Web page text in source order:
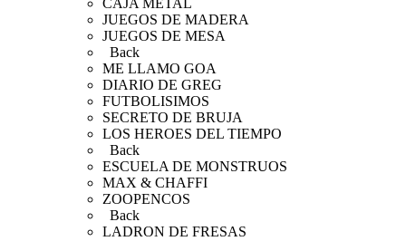
CAJA METAL
JUEGOS DE MADERA
JUEGOS DE MESA
Back
ME LLAMO GOA
DIARIO DE GREG
FUTBOLISIMOS
SECRETO DE BRUJA
LOS HEROES DEL TIEMPO
Back
ESCUELA DE MONSTRUOS
MAX & CHAFFI
ZOOPENCOS
Back
LADRON DE FRESAS